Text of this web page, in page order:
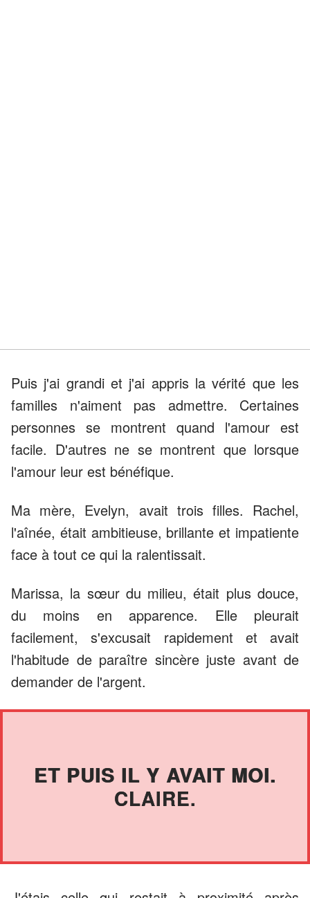
Puis j'ai grandi et j'ai appris la vérité que les
familles n'aiment pas admettre. Certaines
personnes se montrent quand l'amour est
facile. D'autres ne se montrent que lorsque
l'amour leur est bénéfique.
Ma mère, Evelyn, avait trois filles. Rachel,
l'aînée, était ambitieuse, brillante et impatiente
face à tout ce qui la ralentissait.
Marissa, la sœur du milieu, était plus douce,
du moins en apparence. Elle pleurait
facilement, s'excusait rapidement et avait
l'habitude de paraître sincère juste avant de
demander de l'argent.
ET PUIS IL Y AVAIT MOI.
CLAIRE.